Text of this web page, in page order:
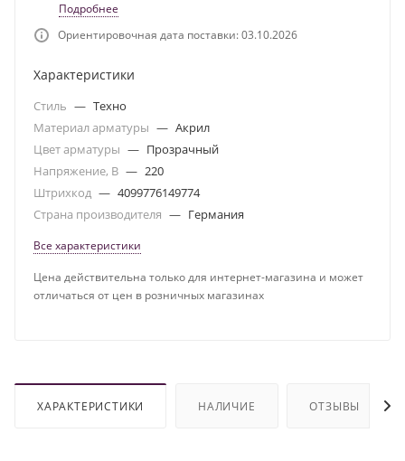
Подробнее
Ориентировочная дата поставки: 03.10.2026
Характеристики
Стиль — Техно
Материал арматуры — Акрил
Цвет арматуры — Прозрачный
Напряжение, В — 220
Штрихкод — 4099776149774
Страна производителя — Германия
Все характеристики
Цена действительна только для интернет-магазина и может
отличаться от цен в розничных магазинах
ХАРАКТЕРИСТИКИ НАЛИЧИЕ ОТЗЫВЫ